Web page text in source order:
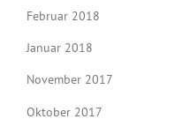
Februar 2018
Januar 2018
November 2017
Oktober 2017